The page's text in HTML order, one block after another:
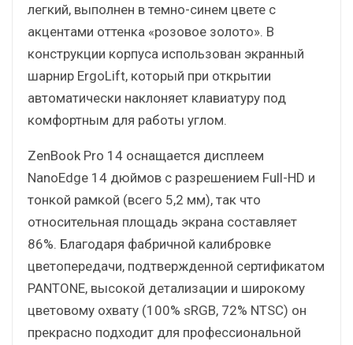
легкий, выполнен в темно-синем цвете с
акцентами оттенка «розовое золото». В
конструкции корпуса использован экранный
шарнир ErgoLift, который при открытии
автоматически наклоняет клавиатуру под
комфортным для работы углом.
ZenBook Pro 14 оснащается дисплеем
NanoEdge 14 дюймов с разрешением Full-HD и
тонкой рамкой (всего 5,2 мм), так что
относительная площадь экрана составляет
86%. Благодаря фабричной калибровке
цветопередачи, подтвержденной сертификатом
PANTONE, высокой детализации и широкому
цветовому охвату (100% sRGB, 72% NTSC) он
прекрасно подходит для профессиональной